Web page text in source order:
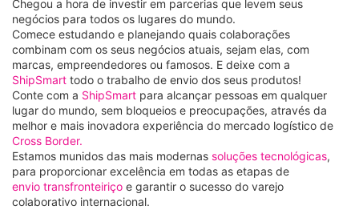
Chegou a hora de investir em parcerias que levem seus
negócios para todos os lugares do mundo.
Comece estudando e planejando quais colaborações
combinam com os seus negócios atuais, sejam elas, com
marcas, empreendedores ou famosos. E deixe com a
ShipSmart todo o trabalho de envio dos seus produtos!
Conte com a ShipSmart para alcançar pessoas em qualquer
lugar do mundo, sem bloqueios e preocupações, através da
melhor e mais inovadora experiência do mercado logístico de
Cross Border.
Estamos munidos das mais modernas soluções tecnológicas,
para proporcionar excelência em todas as etapas de
envio transfronteiriço e garantir o sucesso do varejo
colaborativo internacional.